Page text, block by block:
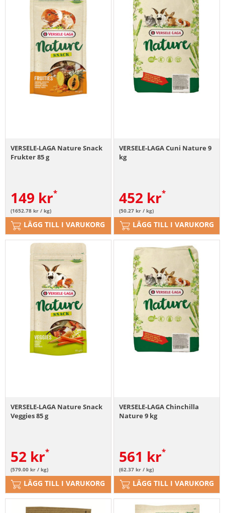
VERSELE-LAGA Nature Snack
Frukter 85 g
149 kr
(1652.78 kr / kg)
LÄGG TILL I VARUKORG
VERSELE-LAGA Cuni Nature 9
kg
452 kr
(50.27 kr / kg)
LÄGG TILL I VARUKORG
VERSELE-LAGA Nature Snack
Veggies 85 g
52 kr
(579.00 kr / kg)
LÄGG TILL I VARUKORG
VERSELE-LAGA Chinchilla
Nature 9 kg
561 kr
(62.37 kr / kg)
LÄGG TILL I VARUKORG